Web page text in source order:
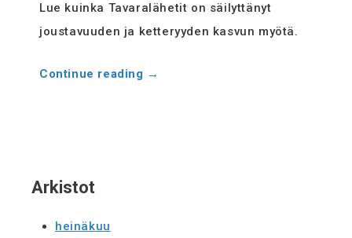
Lue kuinka Tavaralähetit on säilyttänyt
joustavuuden ja ketteryyden kasvun myötä.
Continue reading →
Arkistot
heinäkuu